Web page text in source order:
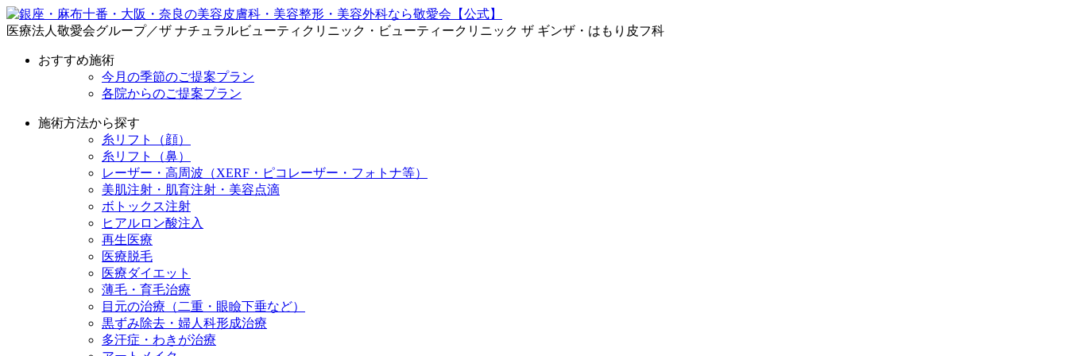
医療法人敬愛会グループ／ザ ナチュラルビューティクリニック・ビューティークリニック ザ ギンザ・はもり皮フ科
おすすめ施術
今月の季節のご提案プラン
各院からのご提案プラン
施術方法から探す
糸リフト（顔）
糸リフト（鼻）
レーザー・高周波（XERF・ピコレーザー・フォトナ等）
美肌注射・肌育注射・美容点滴
ボトックス注射
ヒアルロン酸注入
再生医療
医療脱毛
医療ダイエット
薄毛・育毛治療
目元の治療（二重・眼瞼下垂など）
黒ずみ除去・婦人科形成治療
多汗症・わきが治療